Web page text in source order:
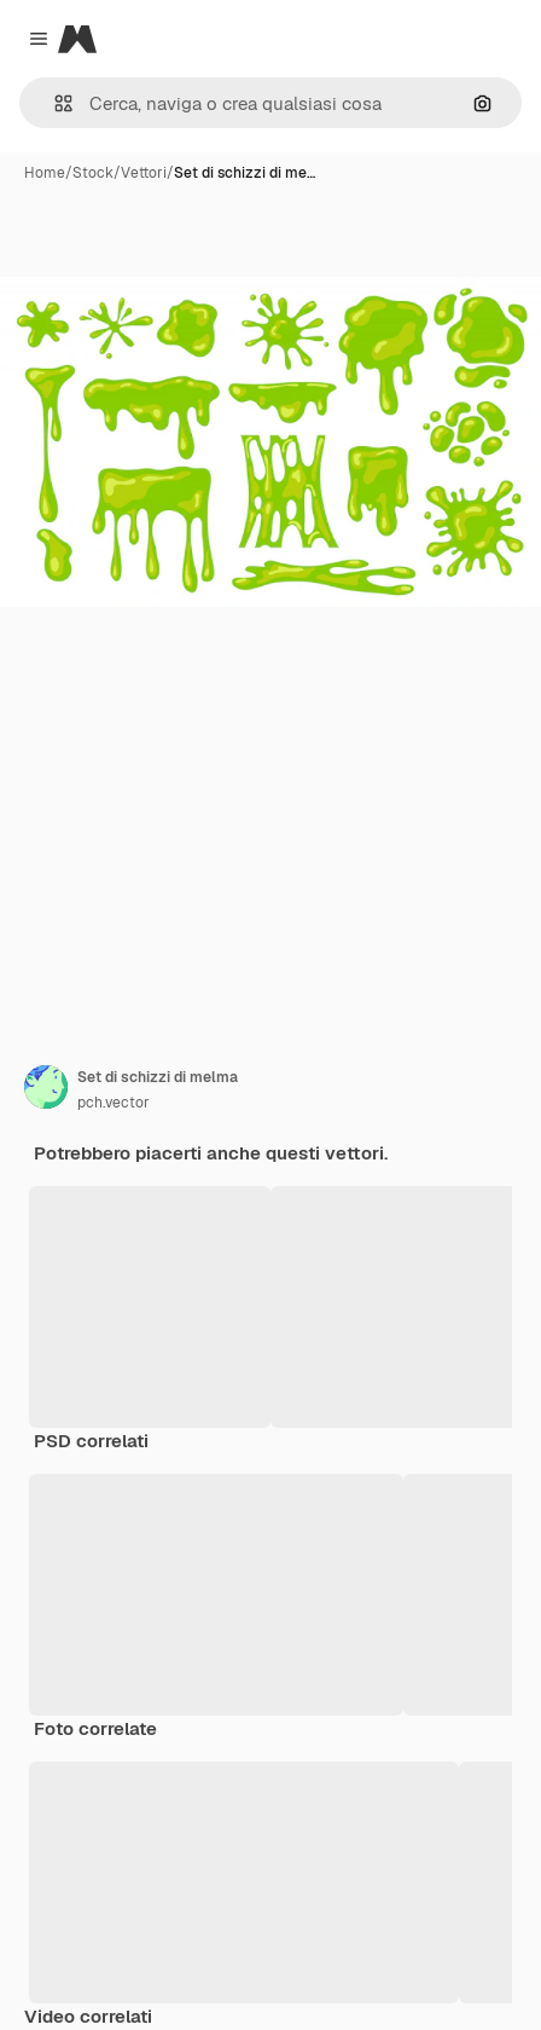
Close menu
Magnific
Cerca
Home/Stock/Vettori/Set di schizzi di me…
Set di schizzi di melma
pch.vector
Potrebbero piacerti anche questi vettori.
PSD correlati
Foto correlate
Video correlati